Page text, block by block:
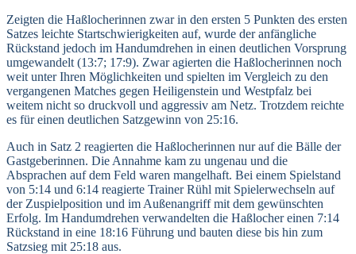
Zeigten die Haßlocherinnen zwar in den ersten 5 Punkten des ersten
Satzes leichte Startschwierigkeiten auf, wurde der anfängliche
Rückstand jedoch im Handumdrehen in einen deutlichen Vorsprung
umgewandelt (13:7; 17:9). Zwar agierten die Haßlocherinnen noch
weit unter Ihren Möglichkeiten und spielten im Vergleich zu den
vergangenen Matches gegen Heiligenstein und Westpfalz bei
weitem nicht so druckvoll und aggressiv am Netz. Trotzdem reichte
es für einen deutlichen Satzgewinn von 25:16.
Auch in Satz 2 reagierten die Haßlocherinnen nur auf die Bälle der
Gastgeberinnen. Die Annahme kam zu ungenau und die
Absprachen auf dem Feld waren mangelhaft. Bei einem Spielstand
von 5:14 und 6:14 reagierte Trainer Rühl mit Spielerwechseln auf
der Zuspielposition und im Außenangriff mit dem gewünschten
Erfolg. Im Handumdrehen verwandelten die Haßlocher einen 7:14
Rückstand in eine 18:16 Führung und bauten diese bis hin zum
Satzsieg mit 25:18 aus.